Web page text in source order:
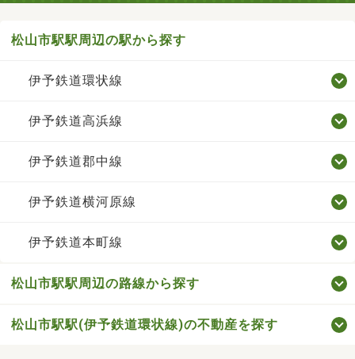
松山市駅駅周辺の駅から探す
伊予鉄道環状線
伊予鉄道高浜線
伊予鉄道郡中線
伊予鉄道横河原線
伊予鉄道本町線
松山市駅駅周辺の路線から探す
松山市駅駅(伊予鉄道環状線)の不動産を探す